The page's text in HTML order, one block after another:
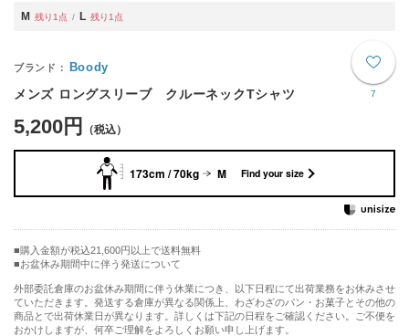
M 残り1点 L 残り1点
7
Boody
メンズ ロングスリーブ クルーネックTシャツ
5,200円
173cm / 70kg M Find your size
購入金額が税込21,600円以上で送料無料
お盆休み期間中に伴う発送について
外部委託倉庫のお盆休み期間に伴う休業につき、以下日程にて出荷業務をお休みさせ
ていただきます。発送する倉庫が異なる関係上、わざわざのパン・お菓子とその他の
商品とで出荷休業日が異なります。詳しくは下記の日程をご確認ください。ご不便を
おかけしますが、何卒ご理解をよろしくお願い申し上げます。